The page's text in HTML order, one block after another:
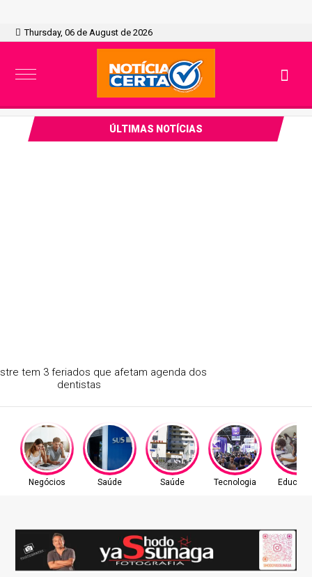
Thursday, 06 de August de 2026
ÚLTIMAS NOTÍCIAS
O 2° semestre tem 3 feriados que afetam agenda dos
Negócios Saúde Saúde Tecnologia